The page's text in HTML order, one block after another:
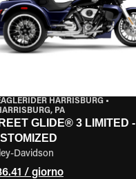
HARRISBURG•
PA
GLIDE® 3 LIMITED -
Davidson
/ giorno